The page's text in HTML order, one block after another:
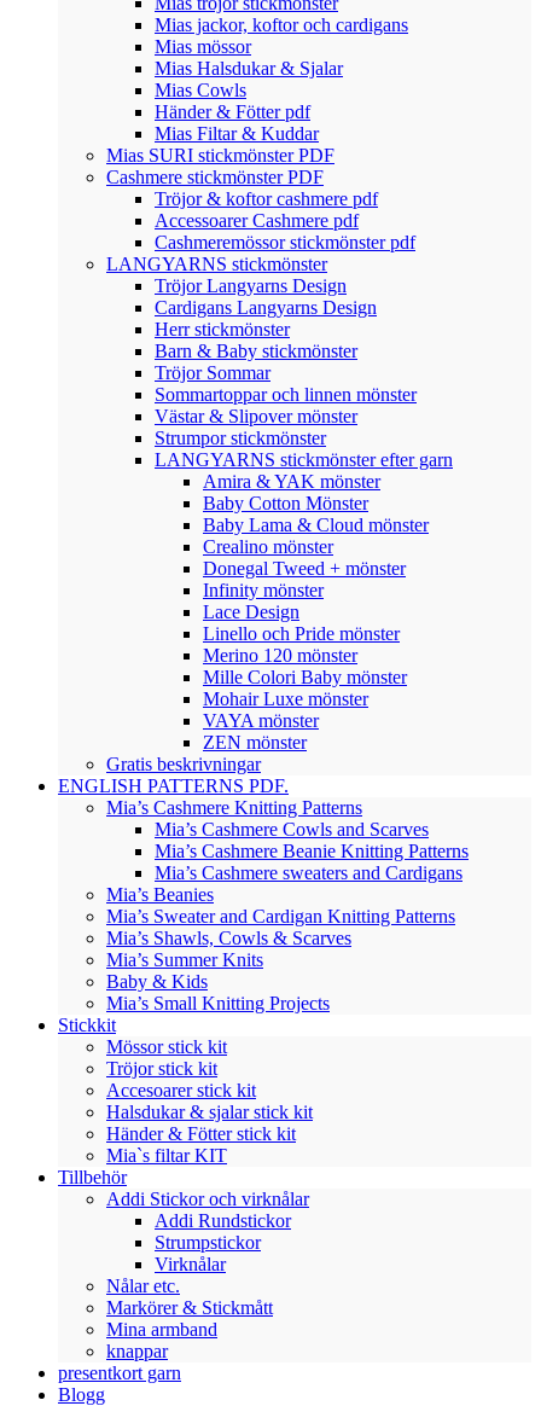
Mias jackor, koftor och cardigans
Mias mössor
Mias Halsdukar & Sjalar
Mias Cowls
Händer & Fötter pdf
Mias Filtar & Kuddar
Mias SURI stickmönster PDF
Cashmere stickmönster PDF
Tröjor & koftor cashmere pdf
Accessoarer Cashmere pdf
Cashmeremössor stickmönster pdf
LANGYARNS stickmönster
Tröjor Langyarns Design
Cardigans Langyarns Design
Herr stickmönster
Barn & Baby stickmönster
Tröjor Sommar
Sommartoppar och linnen mönster
Västar & Slipover mönster
Strumpor stickmönster
LANGYARNS stickmönster efter garn
Amira & YAK mönster
Baby Cotton Mönster
Baby Lama & Cloud mönster
Crealino mönster
Donegal Tweed + mönster
Infinity mönster
Lace Design
Linello och Pride mönster
Merino 120 mönster
Mille Colori Baby mönster
Mohair Luxe mönster
VAYA mönster
ZEN mönster
Gratis beskrivningar
ENGLISH PATTERNS PDF.
Mia’s Cashmere Knitting Patterns
Mia’s Cashmere Cowls and Scarves
Mia’s Cashmere Beanie Knitting Patterns
Mia’s Cashmere sweaters and Cardigans
Mia’s Beanies
Mia’s Sweater and Cardigan Knitting Patterns
Mia’s Shawls, Cowls & Scarves
Mia’s Summer Knits
Baby & Kids
Mia’s Small Knitting Projects
Stickkit
Mössor stick kit
Tröjor stick kit
Accesoarer stick kit
Halsdukar & sjalar stick kit
Händer & Fötter stick kit
Mia`s filtar KIT
Tillbehör
Addi Stickor och virknålar
Addi Rundstickor
Strumpstickor
Virknålar
Nålar etc.
Markörer & Stickmått
Mina armband
knappar
presentkort garn
Blogg